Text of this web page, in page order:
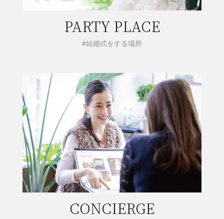
PARTY PLACE
#結婚式をする場所
CONCIERGE